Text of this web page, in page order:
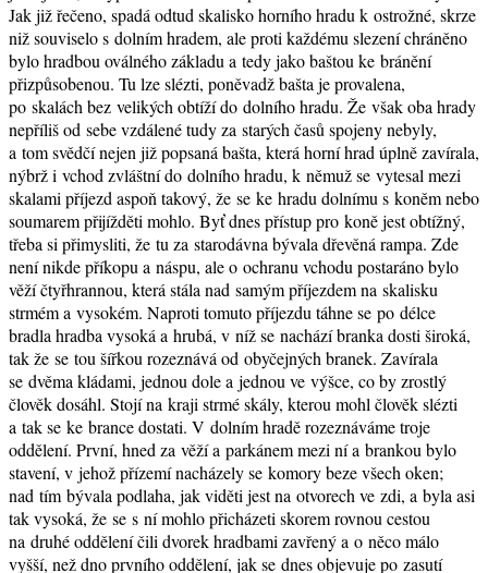
Jak již řečeno, spadá odtud skalisko horního hradu k ostrožné, skrze
niž souviselo s dolním hradem, ale proti každému slezení chráněno
bylo hradbou oválného základu a tedy jako baštou ke bránění
přizpůsobenou. Tu lze slézti, poněvadž bašta je provalena,
po skalách bez velikých obtíží do dolního hradu. Že však oba hrady
nepříliš od sebe vzdálené tudy za starých časů spojeny nebyly,
a tom svědčí nejen již popsaná bašta, která horní hrad úplně zavírala,
nýbrž i vchod zvláštní do dolního hradu, k němuž se vytesal mezi
skalami příjezd aspoň takový, že se ke hradu dolnímu s koněm nebo
soumarem přijížděti mohlo. Byť dnes přístup pro koně jest obtížný,
třeba si přimysliti, že tu za starodávna bývala dřevěná rampa. Zde
není nikde příkopu a náspu, ale o ochranu vchodu postaráno bylo
věží čtyřhrannou, která stála nad samým příjezdem na skalisku
strmém a vysokém. Naproti tomuto příjezdu táhne se po délce
bradla hradba vysoká a hrubá, v níž se nachází branka dosti široká,
tak že se tou šířkou rozeznává od obyčejných branek. Zavírala
se dvěma kládami, jednou dole a jednou ve výšce, co by zrostlý
člověk dosáhl. Stojí na kraji strmé skály, kterou mohl člověk slézti
a tak se ke brance dostati. V dolním hradě rozeznáváme troje
oddělení. První, hned za věží a parkánem mezi ní a brankou bylo
stavení, v jehož přízemí nacházely se komory beze všech oken;
nad tím bývala podlaha, jak viděti jest na otvorech ve zdi, a byla asi
tak vysoká, že se s ní mohlo přicházeti skorem rovnou cestou
na druhé oddělení čili dvorek hradbami zavřený a o něco málo
vyšší, než dno prvního oddělení, jak se dnes objevuje po zasutí